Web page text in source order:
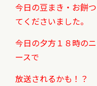
今日の豆まき・お餅
てくださいました。
今日の夕方１８時の
ースで
放送されるかも！？